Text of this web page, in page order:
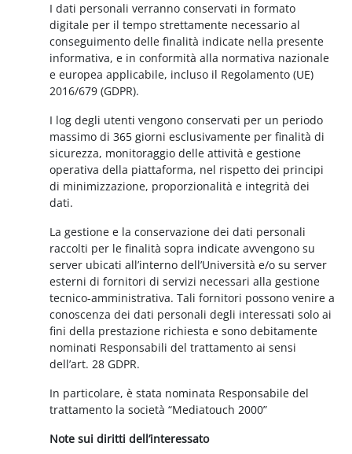
I dati personali verranno conservati in formato
digitale per il tempo strettamente necessario al
conseguimento delle finalità indicate nella presente
informativa, e in conformità alla normativa nazionale
e europea applicabile, incluso il Regolamento (UE)
2016/679 (GDPR).
I log degli utenti vengono conservati per un periodo
massimo di 365 giorni esclusivamente per finalità di
sicurezza, monitoraggio delle attività e gestione
operativa della piattaforma, nel rispetto dei principi
di minimizzazione, proporzionalità e integrità dei
dati.
La gestione e la conservazione dei dati personali
raccolti per le finalità sopra indicate avvengono su
server ubicati all’interno dell’Università e/o su server
esterni di fornitori di servizi necessari alla gestione
tecnico-amministrativa. Tali fornitori possono venire a
conoscenza dei dati personali degli interessati solo ai
fini della prestazione richiesta e sono debitamente
nominati Responsabili del trattamento ai sensi
dell’art. 28 GDPR.
In particolare, è stata nominata Responsabile del
trattamento la società “Mediatouch 2000”
Note sui diritti dell’interessato